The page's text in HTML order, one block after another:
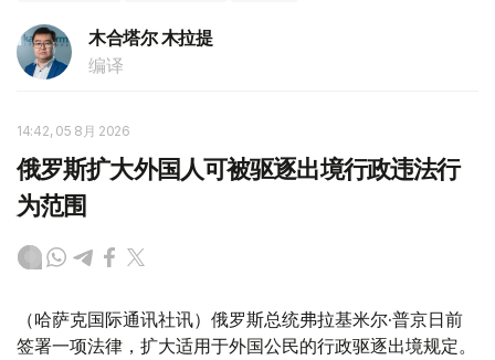
木合塔尔 木拉提
编译
14:42, 05 8月 2026
俄罗斯扩大外国人可被驱逐出境行政违法行
为范围
（哈萨克国际通讯社讯）俄罗斯总统弗拉基米尔·普京日前
签署一项法律，扩大适用于外国公民的行政驱逐出境规定。